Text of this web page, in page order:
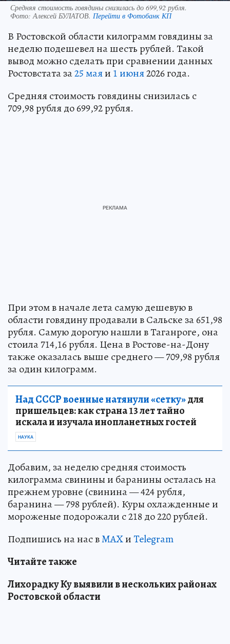
Средняя стоимость говядины снизилась до 699,92 рубля.
Фото:Алексей БУЛАТОВ. Перейти в Фотобанк КП
В Ростовской области килограмм говядины за
неделю подешевел на шесть рублей. Такой
вывод можно сделать при сравнении данных
Ростовстата за25 маяи 1 июня2026 года.
Средняя стоимость говядины снизилась с
709,98 рубля до 699,92 рубля.
При этом в начале лета самую дешевую в
области говядину продавали в Сальске за 651,98
рубля. Самую дорогую нашли в Таганроге, она
стоила 714,16 рубля. Цена в Ростове-на-Дону
также оказалась выше среднего — 709,98 рубля
за один килограмм.
Над СССР военные натянули «сетку»для
пришельцев: как страна 13 лет тайно
искала и изучала инопланетных гостей
НАУКА
Добавим, за неделю средняя стоимость
килограмма свинины и баранины осталась на
прежнем уровне (свинина — 424 рубля,
баранина — 798 рублей). Куры охлажденные и
мороженые подорожали с 218 до 220 рублей.
Подпишись на нас вMAXиTelegram
Читайте также
Лихорадку Ку выявили в нескольких районах
Ростовской области